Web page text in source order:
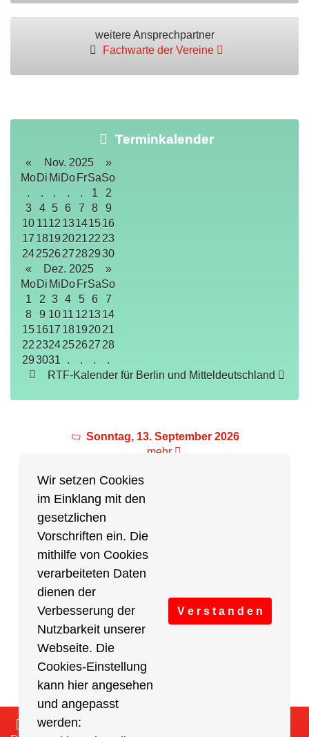
Wir setzen Cookies
im Einklang mit den
gesetzlichen
Vorschriften ein. Die
mithilfe von Cookies
verarbeiteten Daten
dienen der
Verbesserung der
Nutzbarkeit unserer
Webseite. Die
Cookies-Einstellung
kann hier angesehen
und angepasst
werden:
V e r s t a n d e n
weitere Ansprechpartner
Fachwarte der Vereine
Terminkalender
« Nov. 2025
»
MoDi MiDo FrSaSo
.
. . . . 1
2
3
4 5 6 7 8
9
10 1112 13141516
17 1819 202122 23
24252627282930
«
Dez. 2025
»
MoDi MiDo FrSaSo
1
2 3 4 5 6
7
8
9 1011 121314
151617 18192021
22 2324252627 28
293031 . . .
.
RTF-Kalender für Berlin und Mitteldeutschland
Sonntag, 13. September 2026
mehr
Partner des Breitensports
Impressum